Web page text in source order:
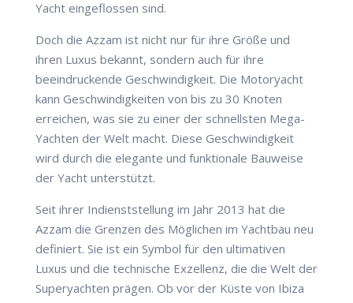
Yacht eingeflossen sind.
Doch die Azzam ist nicht nur für ihre Größe und
ihren Luxus bekannt, sondern auch für ihre
beeindruckende Geschwindigkeit. Die Motoryacht
kann Geschwindigkeiten von bis zu 30 Knoten
erreichen, was sie zu einer der schnellsten Mega-
Yachten der Welt macht. Diese Geschwindigkeit
wird durch die elegante und funktionale Bauweise
der Yacht unterstützt.
Seit ihrer Indienststellung im Jahr 2013 hat die
Azzam die Grenzen des Möglichen im Yachtbau neu
definiert. Sie ist ein Symbol für den ultimativen
Luxus und die technische Exzellenz, die die Welt der
Superyachten prägen. Ob vor der Küste von Ibiza